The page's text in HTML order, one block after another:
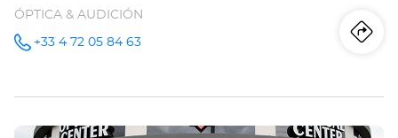
ÓPTICA & AUDICIÓN
número
+33 4 72 05 84 63
a
Pulse